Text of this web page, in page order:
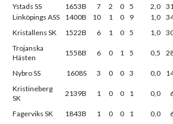
Ystads SS 1653B 7 2 0 5 2,0
Linköpings ASS 1400B 10 1 0 9 1,0
Kristallens SK 1522B 6 1 0 5 1,0
Trojanska
Hästen
1558B 6 0 1 5 0,5
Nybro SS 1608S 3 0 0 3 0,0
Kristineberg
SK
2139B 1 0 0 1 0,0
Fagerviks SK 1843B 1 0 0 1 0,0